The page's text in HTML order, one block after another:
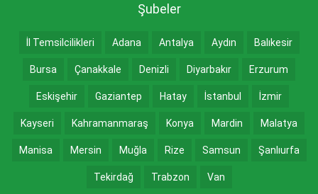
Şubeler
İl Temsilcilikleri Adana Antalya Aydın Balıkesir
Bursa Çanakkale Denizli Diyarbakır Erzurum
Eskişehir Gaziantep Hatay İstanbul İzmir
Kayseri Kahramanmaraş Konya Mardin Malatya
Manisa Mersin Muğla Rize Samsun Şanlıurfa
Tekirdağ Trabzon Van